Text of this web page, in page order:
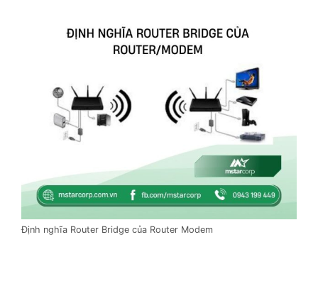
Định nghĩa Router Bridge của Router Modem